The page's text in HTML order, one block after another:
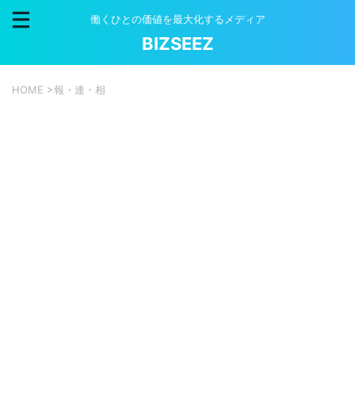
働くひとの価値を最大化するメディア
BIZSEEZ
HOME >報・連・相